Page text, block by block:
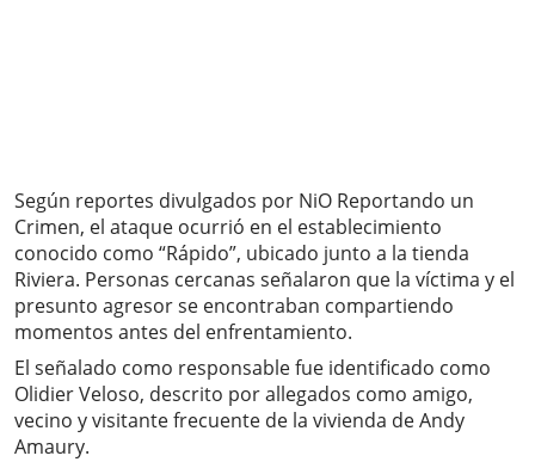
Según reportes divulgados por NiO Reportando un
Crimen, el ataque ocurrió en el establecimiento
conocido como “Rápido”, ubicado junto a la tienda
Riviera. Personas cercanas señalaron que la víctima y el
presunto agresor se encontraban compartiendo
momentos antes del enfrentamiento.
El señalado como responsable fue identificado como
Olidier Veloso, descrito por allegados como amigo,
vecino y visitante frecuente de la vivienda de Andy
Amaury.